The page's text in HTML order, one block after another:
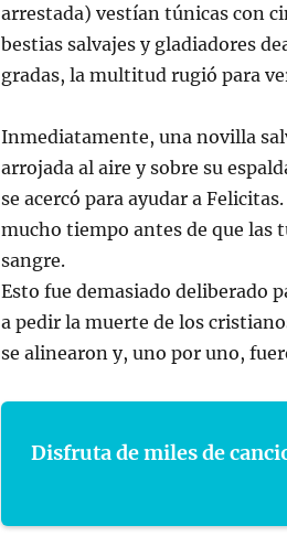
arrestada) vestían túnicas con
bestias salvajes y gladiadores
gradas, la multitud rugió para
Inmediatamente, una novilla
arrojada al aire y sobre su
se acercó para ayudar a
mucho tiempo antes de que las
sangre.
Esto fue demasiado deliberado
a pedir la muerte de los
se alinearon y, uno por uno,
Disfruta de miles de